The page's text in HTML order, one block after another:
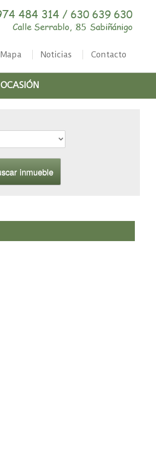
Mapa Noticias Contacto
OCASIÓN